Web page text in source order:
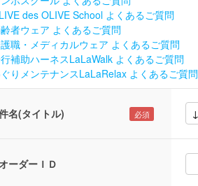
des OLIVE School よくあるご質問
齢者ウェア よくあるご質問
護職・メディカルウェア よくあるご質問
行補助ハーネスLaLaWalk よくあるご質問
ぐりメンテナンスLaLaRelax よくあるご質問
名(タイトル)
ーダーＩＤ